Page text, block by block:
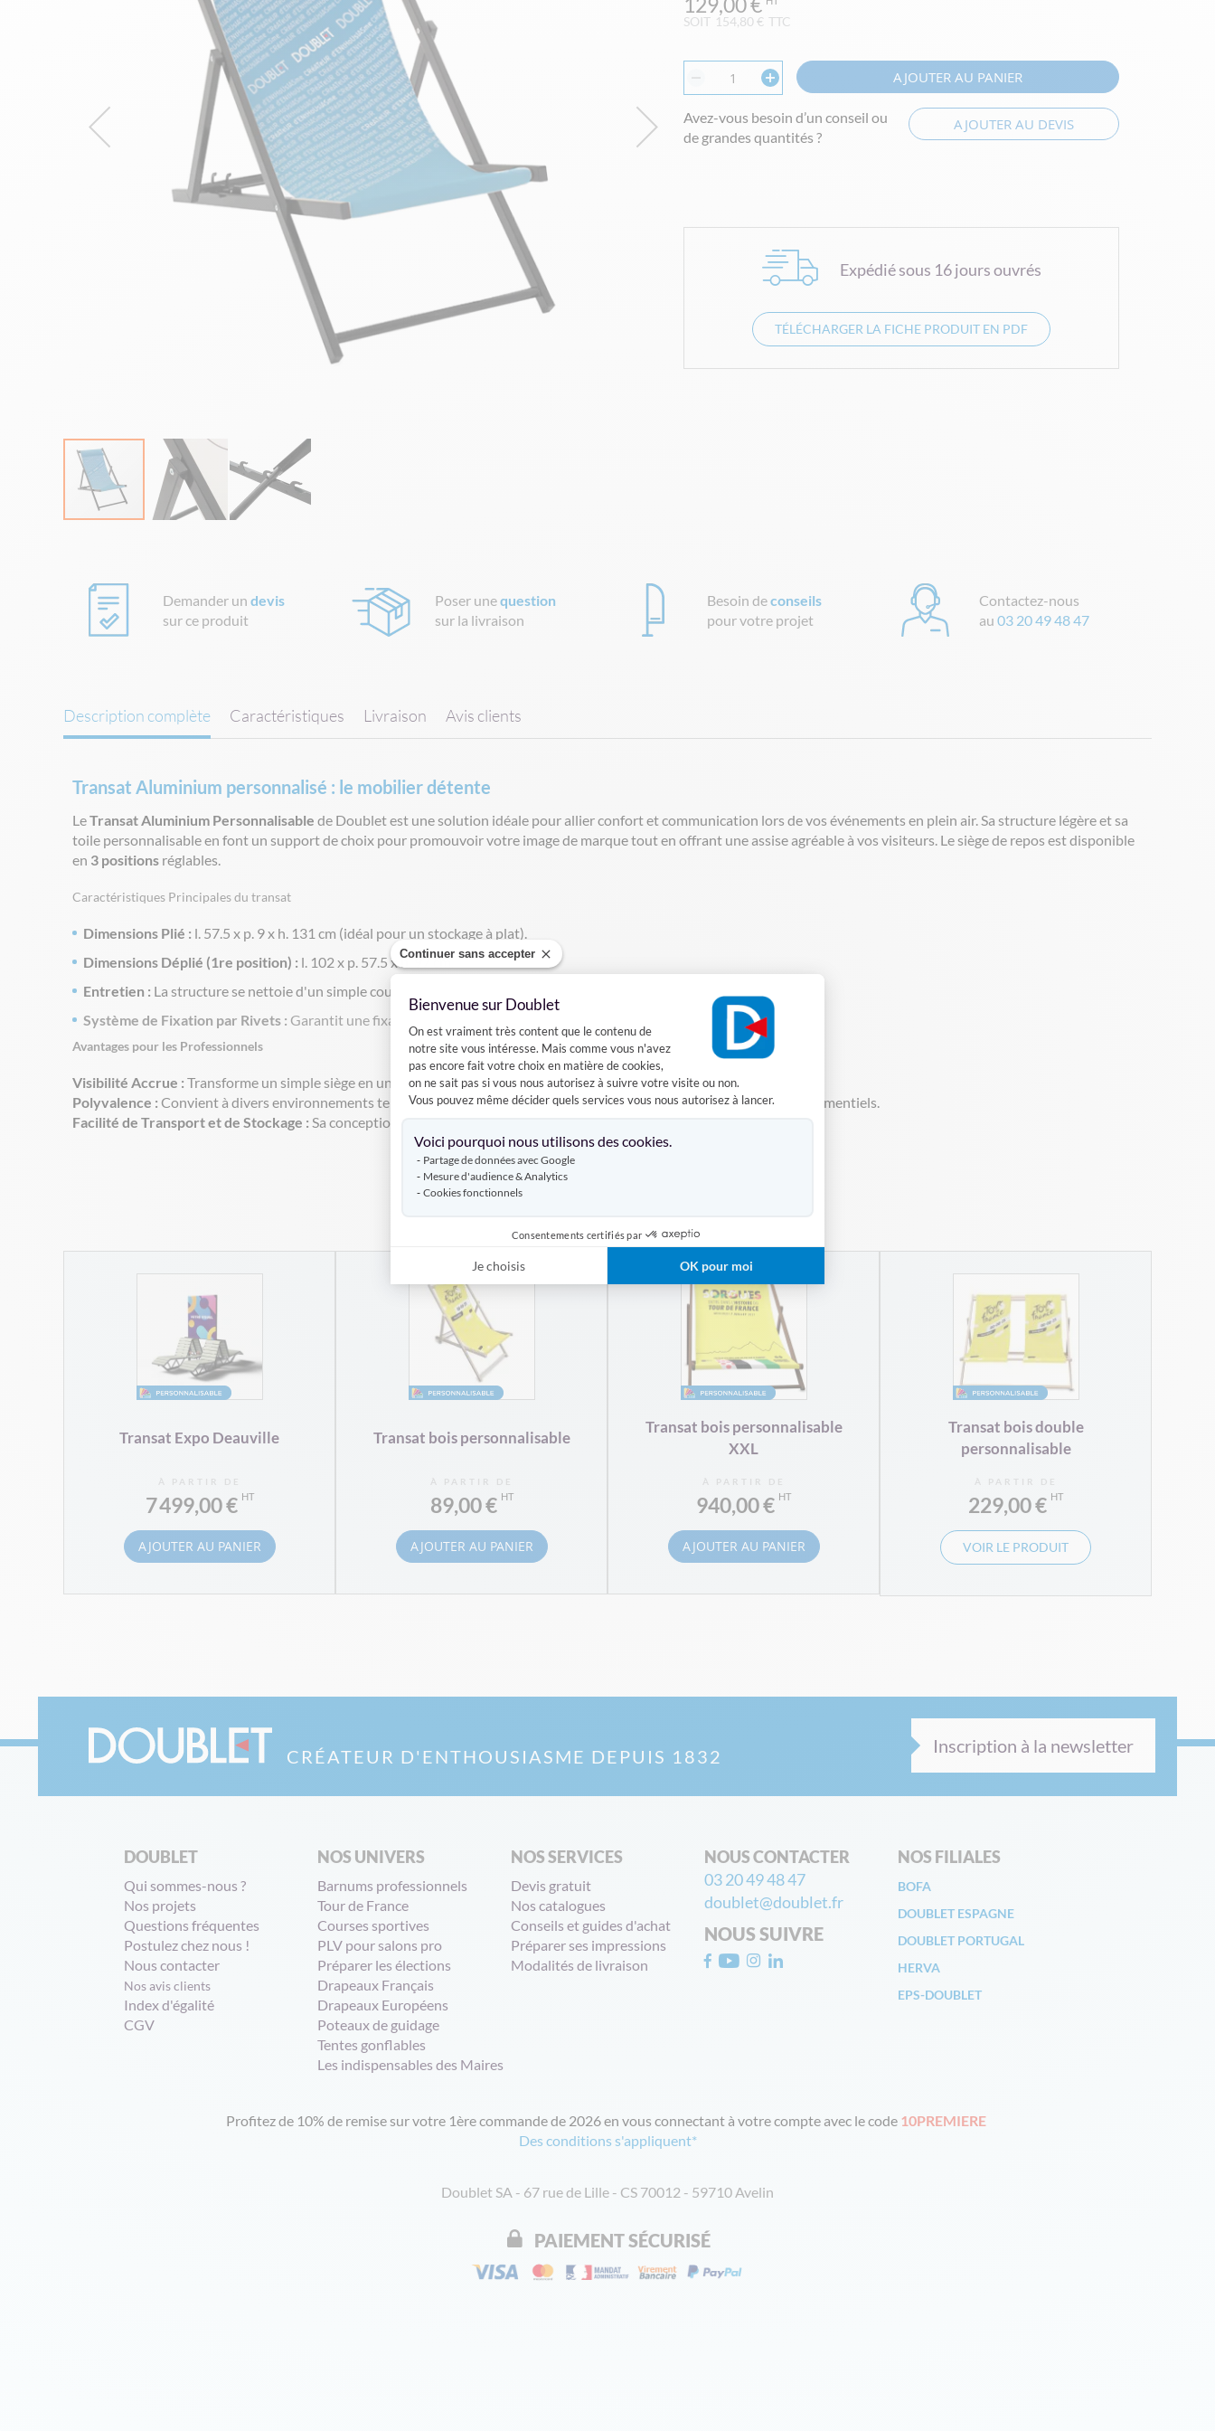
Continuer sans accepter
Bienvenue sur Doublet
Plateforme de Gestion du Consentement : Personnalisez vos Options
On est vraiment très content que le contenu de
notre site vous intéresse. Mais comme vous n'avez
pas encore fait votre choix en matière de cookies,
on ne sait pas si vous nous autorisez à suivre votre visite ou non.
Vous pouvez même décider quels services vous nous autorisez à lancer.
Voici pourquoi nous utilisons des cookies.
Partage de données avec Google
Mesure d'audience & Analytics
Cookies fonctionnels
Consentements certifiés par
Je choisis OK pour moi
SOIT 154,80 € TTC
AJOUTER AU PANIER
Avez-vous besoin d’un conseil ou
de grandes quantités ?
AJOUTER AU DEVIS
Expédié sous 16 jours ouvrés
TÉLÉCHARGER LA FICHE PRODUIT EN PDF
beginning
images
Demander undevis
sur ce produit
Poser unequestion
sur la livraison
Besoin deconseils
pour votre projet
Contactez-nous
au 03 20 49 48 47
Description complète
Transat Aluminium personnalisé : le mobilier détente
LeTransat Aluminium Personnalisable de Doublet est une solution idéale pour allier confort et communication lors de vos événements en plein air. Sa structure légère et sa
toile personnalisable en font un support de choix pour promouvoir votre image de marque tout en offrant une assise agréable à vos visiteurs.​ Le siège de repos est disponible
en 3 positions réglables.
Caractéristiques Principales du transat
Dimensions Plié : l. 57.5 x p. 9 x h. 131 cm (idéal pour un stockage à plat).
Dimensions Déplié (1re position) : l. 102 x p. 57.5 x h. 97 cm.
Entretien : La structure se nettoie d'un simple coup de chiffon, sans produit spécifique.
Système de Fixation par Rivets : Garantit une fixation solide et durable de la toile.
Avantages pour les Professionnels
Visibilité Accrue : Transforme un simple siège en un support publicitaire efficace.
Polyvalence : Convient à divers environnements tels que plages, zones de loisirs, restaurants en terrasse et espaces événementiels.
Facilité de Transport et de Stockage : Sa conception pliable et légère facilite la logistique lors de vos déplacements.
Caractéristiques Livraison Avis clients
Transat Expo Deauville
À PARTIR DE
7 499,00 €
AJOUTER AU PANIER
Transat bois personnalisable
À PARTIR DE
89,00 €
AJOUTER AU PANIER
Transat bois personnalisable
XXL
À PARTIR DE
940,00 €
AJOUTER AU PANIER
Transat bois double
personnalisable
À PARTIR DE
229,00 €
VOIR LE PRODUIT
CRÉATEUR D'ENTHOUSIASME DEPUIS 1832 Inscription à la newsletter
DOUBLET
Qui sommes-nous ?
Nos projets
Questions fréquentes
Postulez chez nous !
Nous contacter
Nos avis clients
Index d'égalité
CGV
NOS UNIVERS
Barnums professionnels
Tour de France
Courses sportives
PLV pour salons pro
Préparer les élections
Drapeaux Français
Drapeaux Européens
Poteaux de guidage
Tentes gonflables
Les indispensables des Maires
NOS SERVICES
Devis gratuit
Nos catalogues
Conseils et guides d'achat
Préparer ses impressions
Modalités de livraison
NOUS CONTACTER
03 20 49 48 47
doublet@doublet.fr
NOUS SUIVRE
NOS FILIALES
BOFA
DOUBLET ESPAGNE
DOUBLET PORTUGAL
HERVA
EPS-DOUBLET
Profitez de 10% de remise sur votre 1ère commande de 2026 en vous connectant à votre compte avec le code 10PREMIERE
Des conditions s'appliquent*
Doublet SA - 67 rue de Lille - CS 70012 - 59710 Avelin
PAIEMENT SÉCURISÉ